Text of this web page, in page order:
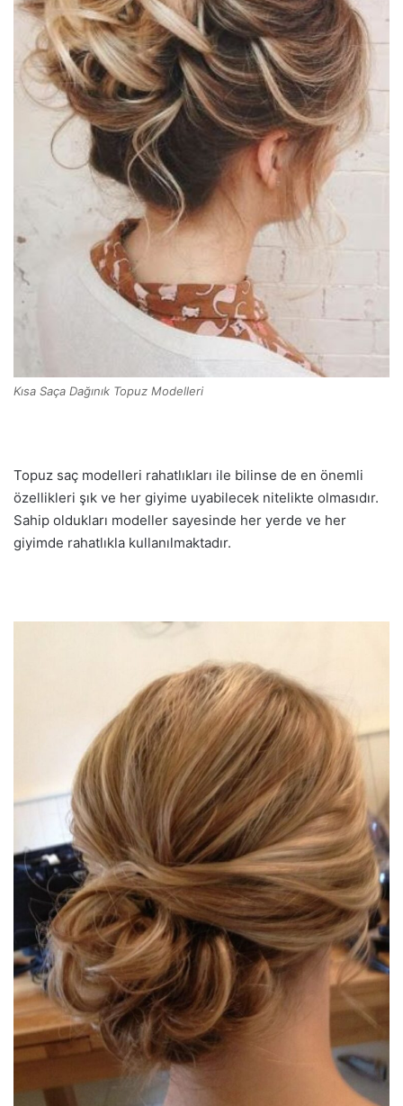
Kısa Saça Dağınık Topuz Modelleri
Topuz saç modelleri rahatlıkları ile bilinse de en önemli
özellikleri şık ve her giyime uyabilecek nitelikte olmasıdır.
Sahip oldukları modeller sayesinde her yerde ve her
giyimde rahatlıkla kullanılmaktadır.